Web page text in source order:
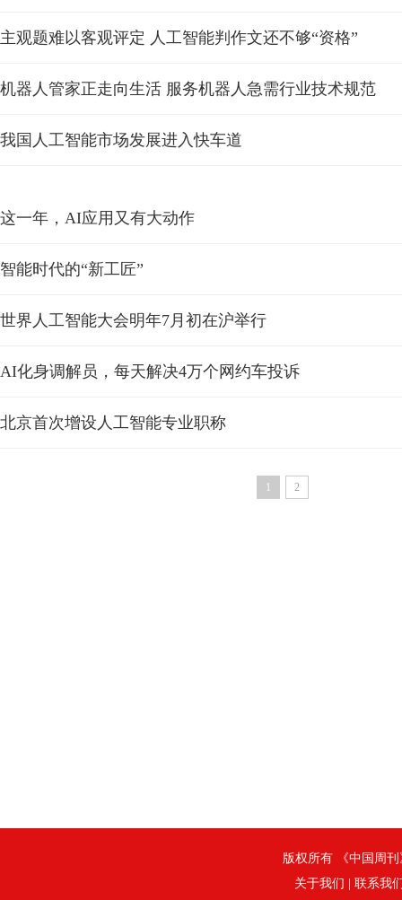
主观题难以客观评定 人工智能判作文还不够“资格”
机器人管家正走向生活 服务机器人急需行业技术规范
我国人工智能市场发展进入快车道
这一年，AI应用又有大动作
智能时代的“新工匠”
世界人工智能大会明年7月初在沪举行
AI化身调解员，每天解决4万个网约车投诉
北京首次增设人工智能专业职称
1 2
版权所有 《中国周刊
关于我们
联系我